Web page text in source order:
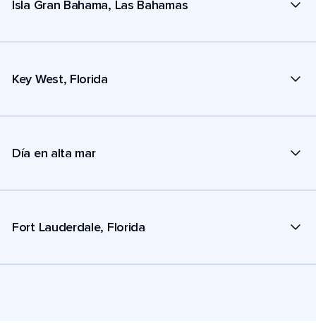
Isla Gran Bahama, Las Bahamas
Key West, Florida
Día en alta mar
Fort Lauderdale, Florida